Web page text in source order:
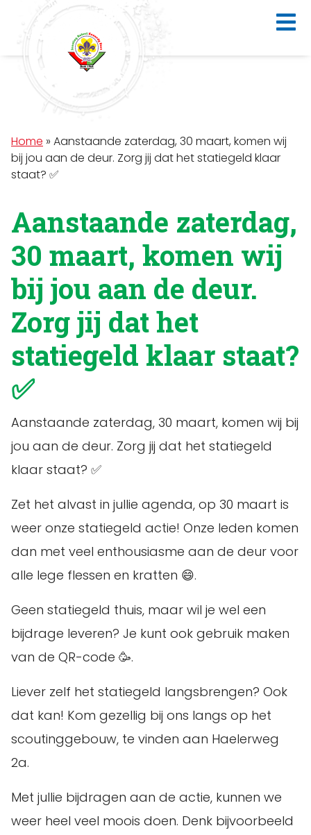
Home » Aanstaande zaterdag, 30 maart, komen wij
bij jou aan de deur. Zorg jij dat het statiegeld klaar
staat? ✅
Aanstaande zaterdag,
30 maart, komen wij
bij jou aan de deur.
Zorg jij dat het
statiegeld klaar staat?
✅
Aanstaande zaterdag, 30 maart, komen wij bij
jou aan de deur. Zorg jij dat het statiegeld
klaar staat? ✅
Zet het alvast in jullie agenda, op 30 maart is
weer onze statiegeld actie! Onze leden komen
dan met veel enthousiasme aan de deur voor
alle lege flessen en kratten 😄.
Geen statiegeld thuis, maar wil je wel een
bijdrage leveren? Je kunt ook gebruik maken
van de QR-code 🥳.
Liever zelf het statiegeld langsbrengen? Ook
dat kan! Kom gezellig bij ons langs op het
scoutinggebouw, te vinden aan Haelerweg
2a.
Met jullie bijdragen aan de actie, kunnen we
weer heel veel moois doen. Denk bijvoorbeeld